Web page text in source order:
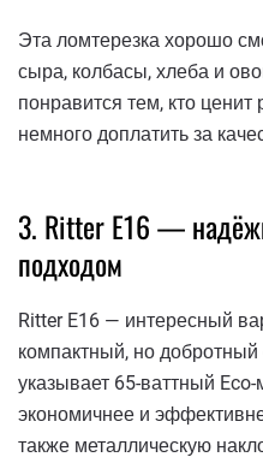
Эта ломтерезка хорошо
сыра, колбасы, хлеба и
понравится тем, кто
немного доплатить за
3. Ritter E16 —
подходом
Ritter E16 — интересный
компактный, но
указывает 65-ваттный
экономичнее и
также металлическую